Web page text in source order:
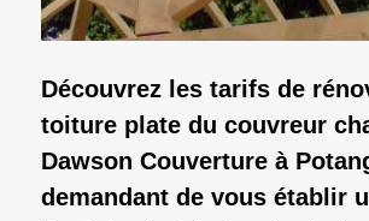
Découvrez les tarifs de
toiture plate du couvreur
Dawson Couverture à
demandant de vous établir